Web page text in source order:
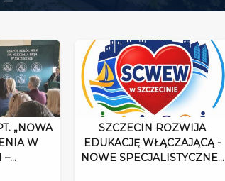
„NOWA
W
–…
SZCZECIN ROZWIJA
EDUKACJĘ WŁĄCZAJĄCĄ -
NOWE SPECJALISTYCZNE…